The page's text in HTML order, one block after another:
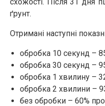
ґрунт.
Отримані наступні
обробка 10 секунд –
обробка 30 секунд –
обробка 1 хвилину –
обробка 2 хвилини –
без обробки – 60%